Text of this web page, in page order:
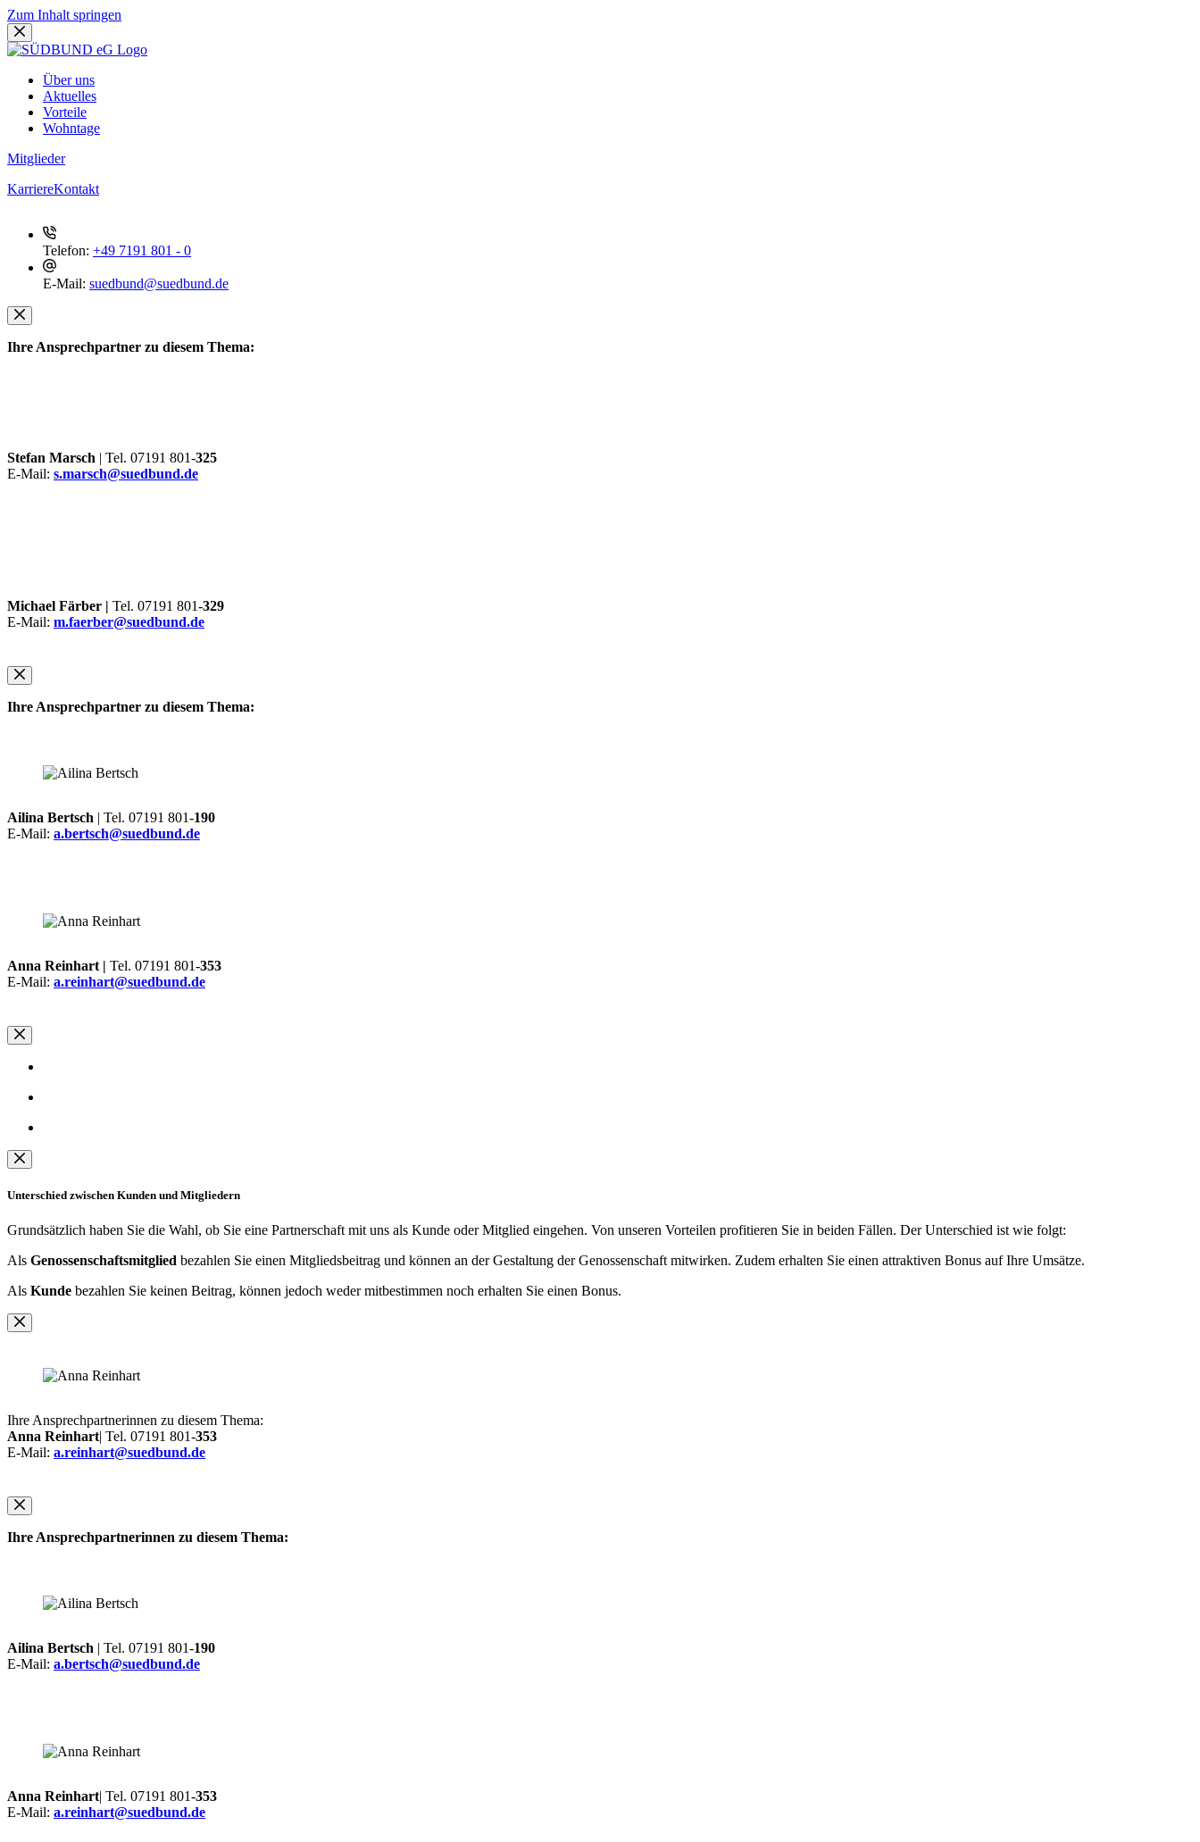
Zum Inhalt springen
Über uns
Aktuelles
Vorteile
Wohntage
Mitglieder
KarriereKontakt
Telefon: +49 7191 801 - 0
E-Mail: suedbund@suedbund.de
Ihre Ansprechpartner zu diesem Thema:
Stefan Marsch | Tel. 07191 801-325
E-Mail: s.marsch@suedbund.de
Michael Färber | Tel. 07191 801-329
E-Mail: m.faerber@suedbund.de
Ihre Ansprechpartner zu diesem Thema:
Ailina Bertsch | Tel. 07191 801-190
E-Mail: a.bertsch@suedbund.de
Anna Reinhart | Tel. 07191 801-353
E-Mail: a.reinhart@suedbund.de
Unterschied zwischen Kunden und Mitgliedern
Grundsätzlich haben Sie die Wahl, ob Sie eine Partnerschaft mit uns als Kunde oder Mitglied eingehen. Von unseren Vorteilen profitieren Sie in beiden Fällen. Der Unterschied ist wie folgt:
Als Genossenschaftsmitglied bezahlen Sie einen Mitgliedsbeitrag und können an der Gestaltung der Genossenschaft mitwirken. Zudem erhalten Sie einen attraktiven Bonus auf Ihre Umsätze.
Als Kunde bezahlen Sie keinen Beitrag, können jedoch weder mitbestimmen noch erhalten Sie einen Bonus.
Ihre Ansprechpartnerinnen zu diesem Thema:
Anna Reinhart| Tel. 07191 801-353
E-Mail: a.reinhart@suedbund.de
Ihre Ansprechpartnerinnen zu diesem Thema:
Ailina Bertsch | Tel. 07191 801-190
E-Mail: a.bertsch@suedbund.de
Anna Reinhart| Tel. 07191 801-353
E-Mail: a.reinhart@suedbund.de